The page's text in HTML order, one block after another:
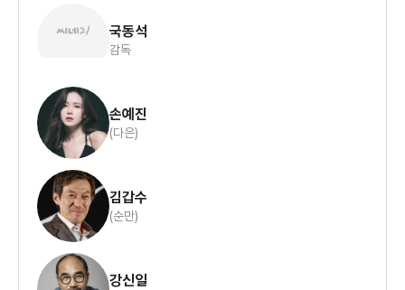
국동석
감독
손예진
(다은)
김갑수
(순만)
강신일